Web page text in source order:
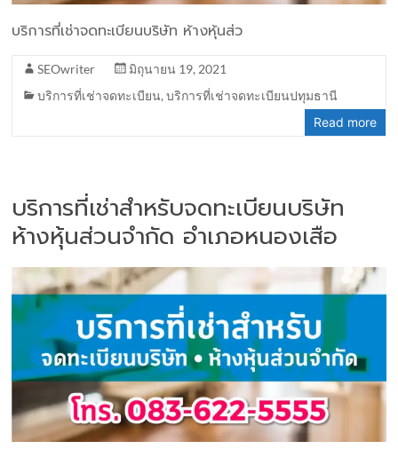
บริการที่เช่าจดทะเบียนบริษัท ห้างหุ้นส่ว
SEOwriter
มิถุนายน 19, 2021
บริการที่เช่าจดทะเบียน,บริการที่เช่าจดทะเบียนปทุมธานี
Read more
บริการที่เช่าสำหรับจดทะเบียนบริษัท
ห้างหุ้นส่วนจำกัด อำเภอหนองเสือ